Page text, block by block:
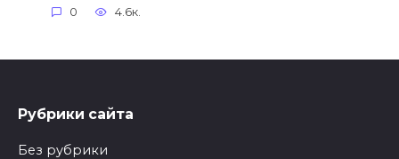
0 4.6к.
Рубрики сайта
Без рубрики